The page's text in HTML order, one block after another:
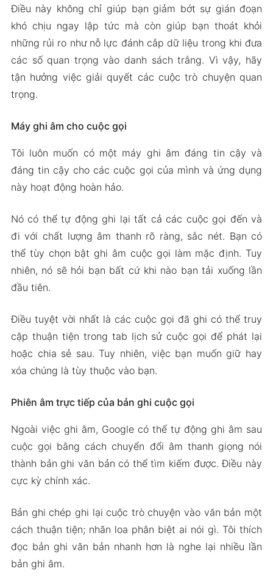
Điều này không chỉ giúp bạn giảm bớt sự gián đoạn
khó chịu ngay lập tức mà còn giúp bạn thoát khỏi
những rủi ro như nỗ lực đánh cắp dữ liệu trong khi đưa
các số quan trọng vào danh sách trắng. Vì vậy, hãy
tận hưởng việc giải quyết các cuộc trò chuyện quan
trọng.
Máy ghi âm cho cuộc gọi
Tôi luôn muốn có một máy ghi âm đáng tin cậy và
đáng tin cậy cho các cuộc gọi của mình và ứng dụng
này hoạt động hoàn hảo.
Nó có thể tự động ghi lại tất cả các cuộc gọi đến và
đi với chất lượng âm thanh rõ ràng, sắc nét. Bạn có
thể tùy chọn bật ghi âm cuộc gọi làm mặc định. Tuy
nhiên, nó sẽ hỏi bạn bất cứ khi nào bạn tải xuống lần
đầu tiên.
Điều tuyệt vời nhất là các cuộc gọi đã ghi có thể truy
cập thuận tiện trong tab lịch sử cuộc gọi để phát lại
hoặc chia sẻ sau. Tuy nhiên, việc bạn muốn giữ hay
xóa chúng là tùy thuộc vào bạn.
Phiên âm trực tiếp của bản ghi cuộc gọi
Ngoài việc ghi âm, Google có thể tự động ghi âm sau
cuộc gọi bằng cách chuyển đổi âm thanh giọng nói
thành bản ghi văn bản có thể tìm kiếm được. Điều này
cực kỳ chính xác.
Bản ghi chép ghi lại cuộc trò chuyện vào văn bản một
cách thuận tiện; nhãn loa phân biệt ai nói gì. Tôi thích
đọc bản ghi văn bản nhanh hơn là nghe lại nhiều lần
bản ghi âm.